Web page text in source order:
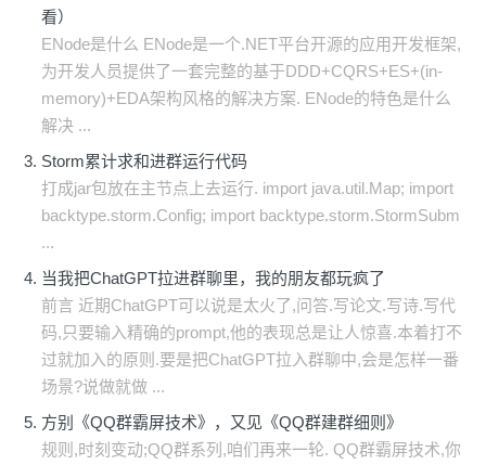
看）
ENode是什么 ENode是一个.NET平台开源的应用开发框架,
为开发人员提供了一套完整的基于DDD+CQRS+ES+(in-
memory)+EDA架构风格的解决方案. ENode的特色是什么
解决 ...
Storm累计求和进群运行代码
打成jar包放在主节点上去运行. import java.util.Map; import
backtype.storm.Config; import backtype.storm.StormSubm
...
当我把ChatGPT拉进群聊里，我的朋友都玩疯了
前言 近期ChatGPT可以说是太火了,问答.写论文.写诗.写代
码,只要输入精确的prompt,他的表现总是让人惊喜.本着打不
过就加入的原则.要是把ChatGPT拉入群聊中,会是怎样一番
场景?说做就做 ...
方别《QQ群霸屏技术》，又见《QQ群建群细则》
规则,时刻变动;QQ群系列,咱们再来一轮. QQ群霸屏技术,你